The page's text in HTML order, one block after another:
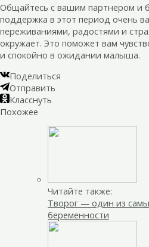
Общайтесь с вашим партнером и
поддержка в этот период очень
переживаниями, радостями и
окружает. Это поможет вам
и спокойно в ожидании малыша.
Поделиться
Отправить
Класснуть
Похожее
Читайте также:
Творог — один из
беременности